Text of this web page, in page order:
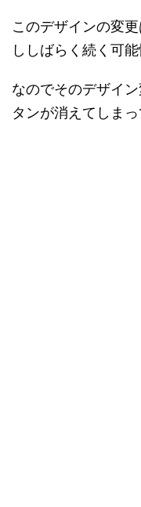
このデザインの変
ししばらく続く可能
なのでそのデザイ
タンが消えてしまっ